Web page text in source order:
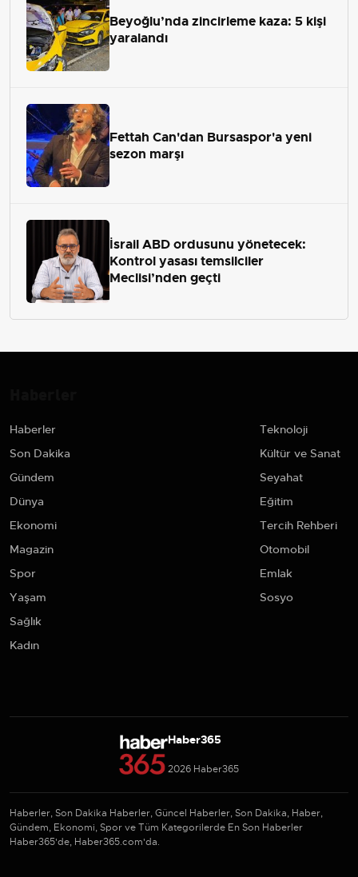
Beyoğlu’nda zincirleme kaza: 5 kişi
yaralandı
Fettah Can'dan Bursaspor'a yeni
sezon marşı
İsrail ABD ordusunu yönetecek:
Kontrol yasası temsilciler
Meclisi’nden geçti
Haberler
Son Dakika
Gündem
Dünya
Ekonomi
Magazin
Spor
Yaşam
Sağlık
Kadın
Teknoloji
Kültür ve Sanat
Seyahat
Eğitim
Tercih Rehberi
Otomobil
Emlak
Sosyo
Haber365
2026 Haber365
Haberler, Son Dakika Haberler, Güncel Haberler, Son Dakika, Haber,
Gündem, Ekonomi, Spor ve Tüm Kategorilerde En Son Haberler
Haber365'de, Haber365.com'da.